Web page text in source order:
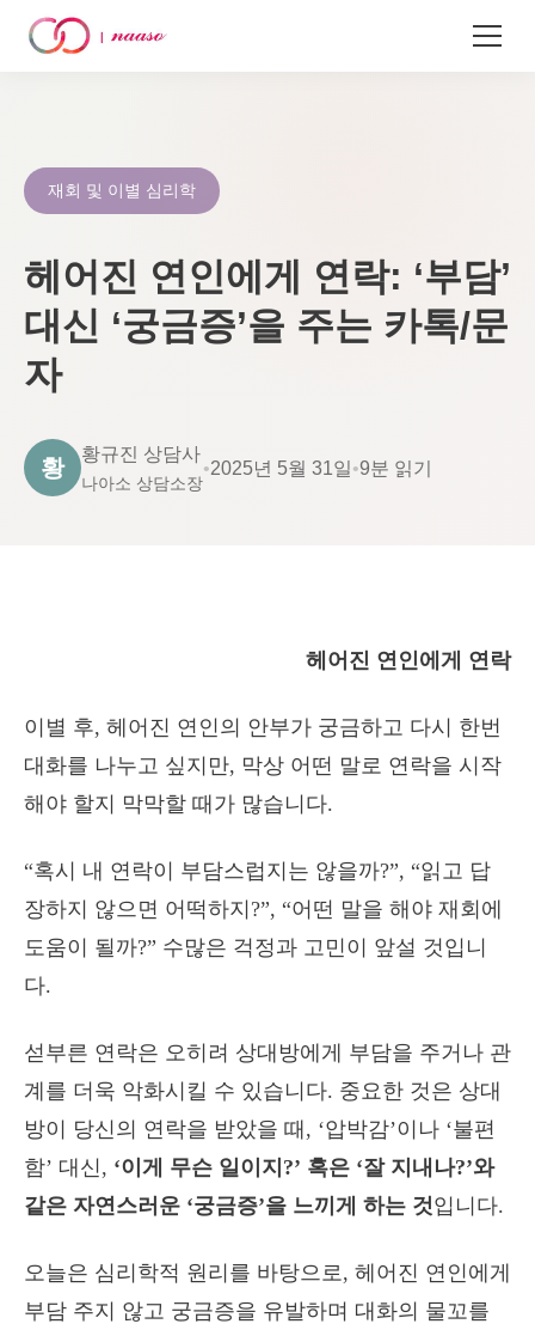
재회 및 이별 심리학
헤어진 연인에게 연락: ‘부담’
대신 ‘궁금증’을 주는 카톡/문
자
황
황규진 상담사
나아소 상담소장
•2025년 5월 31일•9분 읽기
헤어진 연인에게 연락
이별 후, 헤어진 연인의 안부가 궁금하고 다시 한번
대화를 나누고 싶지만, 막상 어떤 말로 연락을 시작
해야 할지 막막할 때가 많습니다.
“혹시 내 연락이 부담스럽지는 않을까?”, “읽고 답
장하지 않으면 어떡하지?”, “어떤 말을 해야 재회에
도움이 될까?” 수많은 걱정과 고민이 앞설 것입니
다.
섣부른 연락은 오히려 상대방에게 부담을 주거나 관
계를 더욱 악화시킬 수 있습니다. 중요한 것은 상대
방이 당신의 연락을 받았을 때, ‘압박감’이나 ‘불편
함’ 대신, ‘이게 무슨 일이지?’ 혹은 ‘잘 지내나?’와
같은 자연스러운 ‘궁금증’을 느끼게 하는 것입니다.
오늘은 심리학적 원리를 바탕으로, 헤어진 연인에게
부담 주지 않고 궁금증을 유발하며 대화의 물꼬를